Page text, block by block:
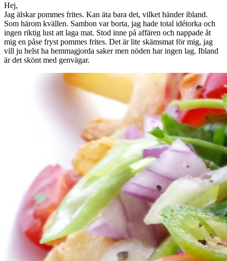
Hej,
Jag älskar pommes frites. Kan äta bara det, vilket händer ibland.
Som härom kvällen. Sambon var borta, jag hade total idétorka och
ingen riktig lust att laga mat. Stod inne på affären och nappade åt
mig en påse fryst pommes frites. Det är lite skämsmat för mig, jag
vill ju helst ha hemmagjorda saker men nöden har ingen lag. Ibland
är det skönt med genvägar.